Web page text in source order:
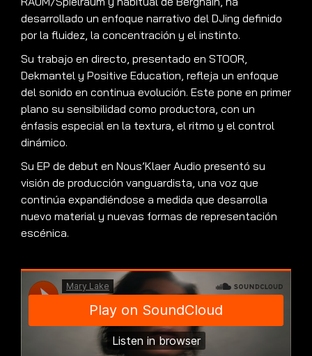
desarrollado un enfoque narrativo del DJing definido
por la fluidez, la concentración y el instinto.
Su trabajo en directo, presentado en STOOR,
Dekmantel y Positive Education, refleja un enfoque
del sonido en continua evolución. Este pone en primer
plano su sensibilidad como productora, con un
énfasis especial en la textura, el ritmo y el control
dinámico.
Su EP de debut en Nous’Klaer Audio presentó su
visión de producción vanguardista, una voz que
continúa expandiéndose a medida que desarrolla
nuevo material y nuevas formas de representación
escénica.